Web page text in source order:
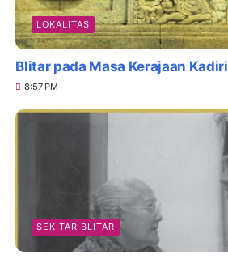
LOKALITAS
Blitar pada Masa Kerajaan Kadiri
8:57 PM
SEKITAR BLITAR